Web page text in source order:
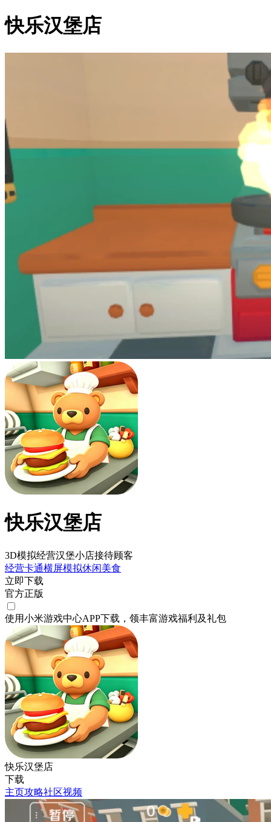
快乐汉堡店
快乐汉堡店
3D模拟经营汉堡小店接待顾客
经营卡通横屏模拟休闲美食
立即下载
官方正版
使用小米游戏中心APP下载 ，领丰富游戏福利 及礼包
快乐汉堡店
下载
主页攻略社区视频